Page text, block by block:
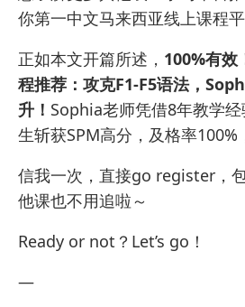
你第一中文马来西亚线上课程
正如本文开篇所述， 100%有效
程推荐：攻克F1-F5语法，
升！ Sophia老师凭借8年教学
生斩获SPM高分，及格率100%
信我一次，直接go register，
他课也不用追啦～
Ready or not？Let’s go！
—